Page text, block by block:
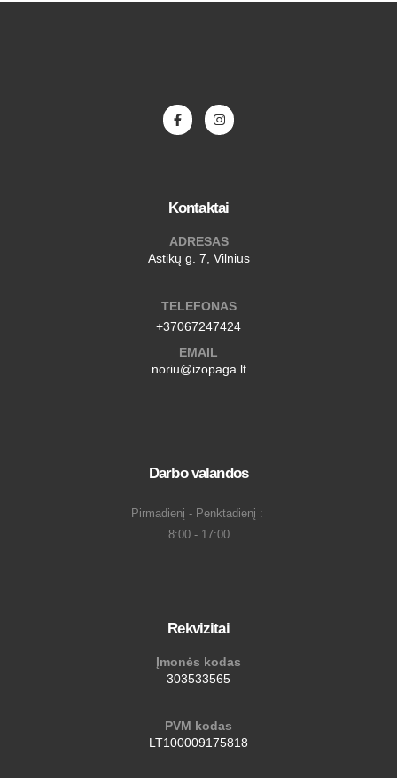
Kontaktai
ADRESAS
Astikų g. 7, Vilnius
TELEFONAS
+37067247424
EMAIL
noriu@izopaga.lt
Darbo valandos
Pirmadienį - Penktadienį :
8:00 - 17:00
Rekvizitai
Įmonės kodas
303533565
PVM kodas
LT100009175818